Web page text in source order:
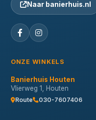
Naar banierhuis.nl
ONZE WINKELS
Banierhuis Houten
Vlierweg 1, Houten
Route 030-7607406